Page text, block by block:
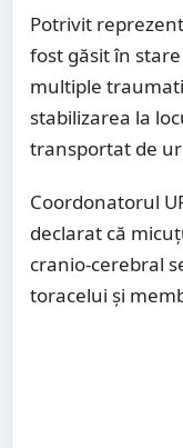
Potrivit
fost găsit în
multiple
stabilizarea la
transportat de
Coordonatorul
declarat că
cranio-cerebral
toracelui și